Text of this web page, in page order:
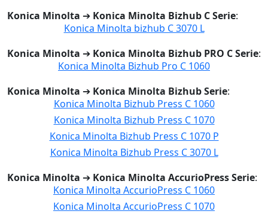
Konica Minolta ➔ Konica Minolta Bizhub C Serie:
Konica Minolta bizhub C 3070 L
Konica Minolta ➔ Konica Minolta Bizhub PRO C Serie:
Konica Minolta Bizhub Pro C 1060
Konica Minolta ➔ Konica Minolta Bizhub Serie:
Konica Minolta Bizhub Press C 1060
Konica Minolta Bizhub Press C 1070
Konica Minolta Bizhub Press C 1070 P
Konica Minolta Bizhub Press C 3070 L
Konica Minolta ➔ Konica Minolta AccurioPress Serie:
Konica Minolta AccurioPress C 1060
Konica Minolta AccurioPress C 1070